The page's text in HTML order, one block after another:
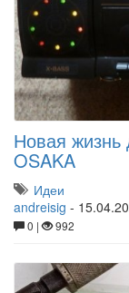
Новая жизнь
OSAKA
Идеи
andreisig -
0 | 992